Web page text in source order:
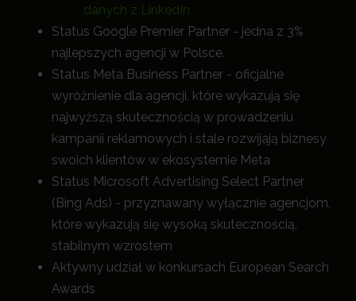
danych z LinkedIn
Status Google Premier Partner - jedna z 3%
najlepszych agencji w Polsce.
Status Meta Business Partner - oficjalne
wyróżnienie dla agencji, które wykazują się
najwyższą skutecznością w prowadzeniu
kampanii reklamowych i stale rozwijają biznesy
swoich klientów w ekosystemie Meta
Status Microsoft Advertising Select Partner
(Bing Ads) - przyznawany wyłącznie agencjom,
które wykazują się wysoką skutecznością,
stabilnym wzrostem
Aktywny udział w konkursach European Search
Awards